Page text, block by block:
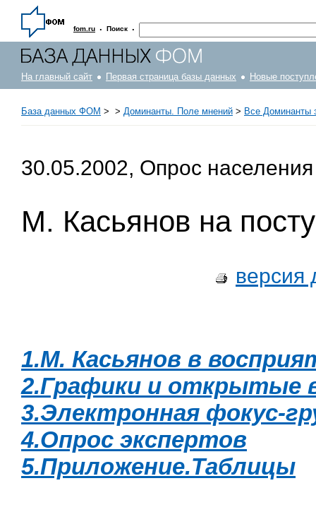
fom.ru · Поиск ·
На главный сайт Первая страница базы данных Новые
База данных ФОМ > > Доминанты. Поле мнений > Все Доминанты
30.05.2002, Опрос населения
М. Касьянов на
версия
1.М. Касьянов в
2.Графики и открытые
3.Электронная фокус-
4.Опрос экспертов
5.Приложение.Таблицы